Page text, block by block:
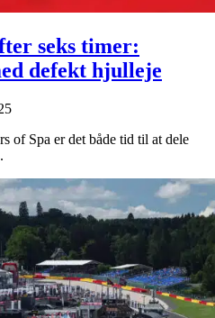
seks timer:
defekt hjulleje
of Spa er det både tid til at dele